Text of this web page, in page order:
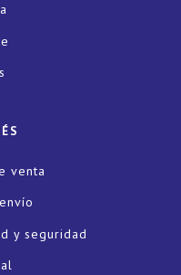
venta
y seguridad